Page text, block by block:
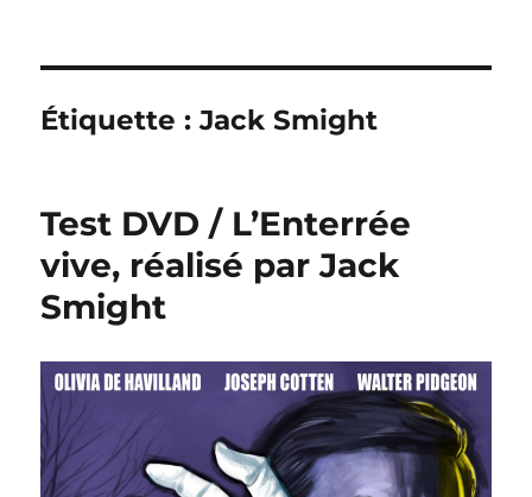
Étiquette :Jack Smight
Test DVD / L’Enterrée
vive, réalisé par Jack
Smight